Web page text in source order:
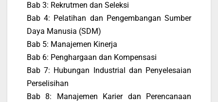
Bab 3: Rekrutmen dan Seleksi
Bab 4: Pelatihan dan Pengembangan Sumber
Daya Manusia (SDM)
Bab 5: Manajemen Kinerja
Bab 6: Penghargaan dan Kompensasi
Bab 7: Hubungan Industrial dan Penyelesaian
Perselisihan
Bab 8: Manajemen Karier dan Perencanaan